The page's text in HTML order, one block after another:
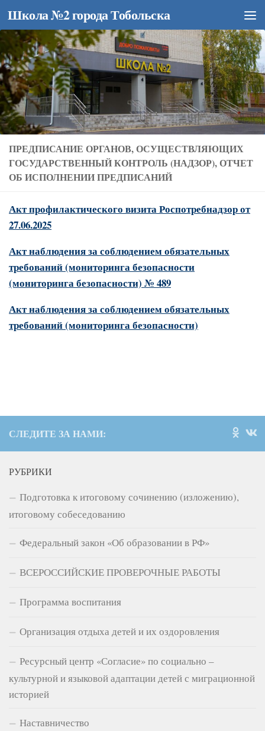
Перейти к содержимому
Школа №2 города Тобольска
ПРЕДПИСАНИЕ ОРГАНОВ, ОСУЩЕСТВЛЯЮЩИХ
ГОСУДАРСТВЕННЫЙ КОНТРОЛЬ (НАДЗОР), ОТЧЕТ
ОБ ИСПОЛНЕНИИ ПРЕДПИСАНИЙ
Акт профилактического визита Роспотребнадзор от
27.06.2025
Акт наблюдения за соблюдением обязательных
требований (мониторинга безопасности
(мониторинга безопасности) № 489
Акт наблюдения за соблюдением обязательных
требований (мониторинга безопасности)
СЛЕДИТЕ ЗА НАМИ:
РУБРИКИ
Подготовка к итоговому сочинению (изложению),
итоговому собеседованию
Федеральный закон «Об образовании в РФ»
ВСЕРОССИЙСКИЕ ПРОВЕРОЧНЫЕ РАБОТЫ
Программа воспитания
Организация отдыха детей и их оздоровления
Ресурсный центр «Согласие» по социально –
культурной и языковой адаптации детей с миграционной
историей
Наставничество